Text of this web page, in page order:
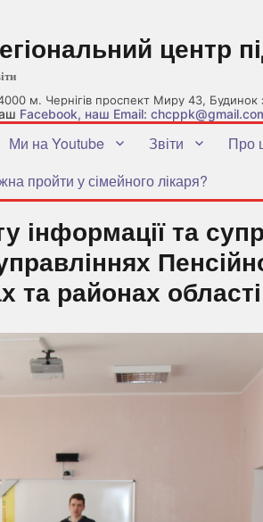
м. Чернігів проспект Миру 43, Будинок
Facebook, наш Email:
центр
Ми на Youtube Звіти Про
пройти у сімейного лікаря?
інформації та
та районах області